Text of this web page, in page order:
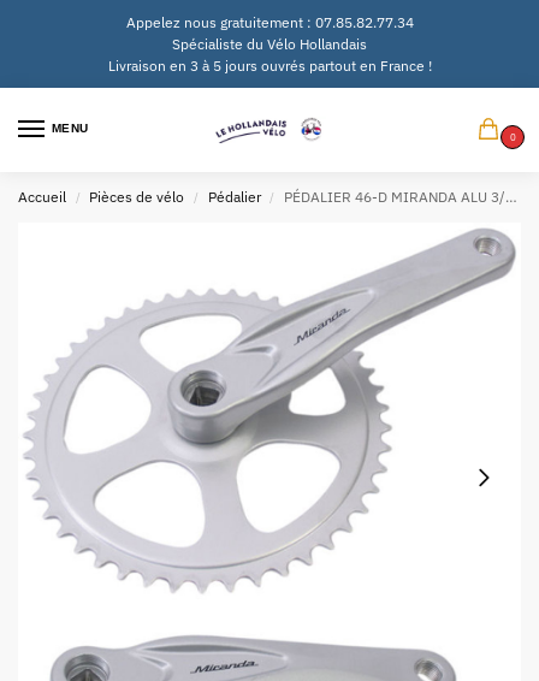
Appelez nous gratuitement : 07.85.82.77.34
Spécialiste du Vélo Hollandais
Livraison en 3 à 5 jours ouvrés partout en France !
MENU
0
Accueil / Pièces de vélo / Pédalier / PÉDALIER 46-D MIRANDA ALU 3/32 CHAÎNE